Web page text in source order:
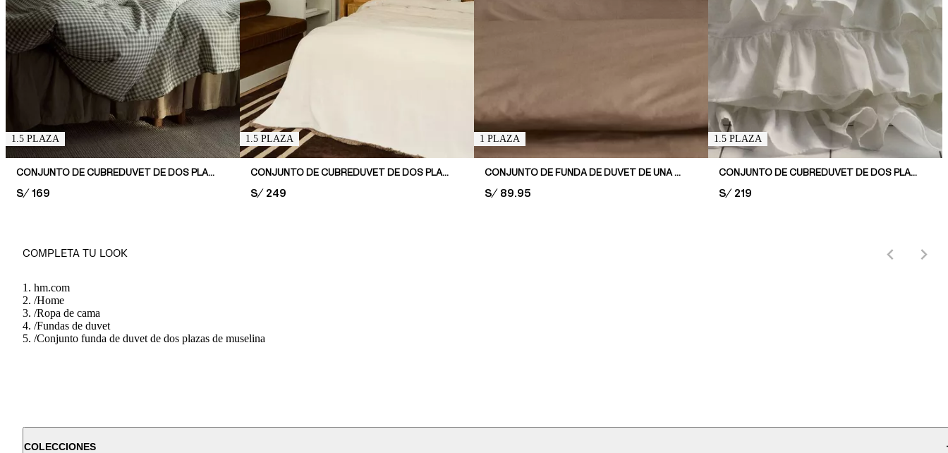
1.5 PLAZA
CONJUNTO DE CUBREDUVET DE DOS PLAZAS CON ESTAMPADO
PRICE:
S/ 169
1.5 PLAZA
CONJUNTO DE CUBREDUVET DE DOS PLAZAS CON TUFTING
PRICE:
S/ 249
1 PLAZA
CONJUNTO DE FUNDA DE DUVET DE UNA PLAZA DE ALGODÓN
PRICE:
S/ 89.95
1.5 PLAZA
CONJUNTO DE CUBREDUVET DE DOS PLAZAS CON VOLANTE
PRICE:
S/ 219
COMPLETA TU LOOK
hm.com
/Home
/Ropa de cama
/Fundas de duvet
/Conjunto funda de duvet de dos plazas de muselina
COLECCIONES